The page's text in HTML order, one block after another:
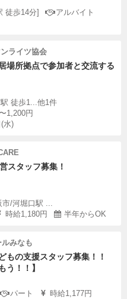
徒歩14分]
アルバイト
ライツ協会
場所拠点で参加者と交流する
徒歩1...他1件
1,200円
水)
スタッフ募集！
市/河堀口駅 ...
時給1,180円 半年からOK
みなも
もの支援スタッフ募集！！
う！！】
パート
時給1,177円